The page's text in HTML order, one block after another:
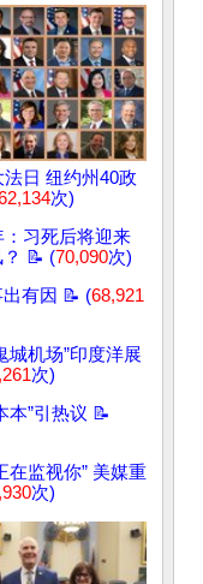
日 纽约州40政
次)
习死后将迎来
📝 (70,090次)
有因 📝 (68,921
城机场”印度洋展
次)
本”引热议 📝
在监视你” 美媒重
次)